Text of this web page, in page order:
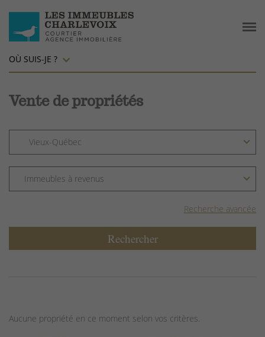
OÙ SUIS-JE ?
Vente de propriétés
Recherche avancée
Rechercher
Aucune propriété en ce moment selon vos critères.